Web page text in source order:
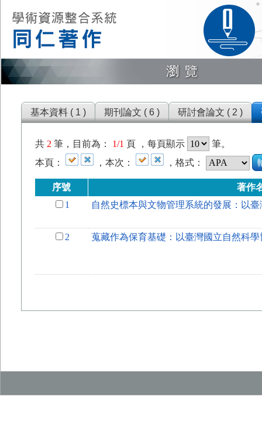
瀏覽
基本資料 ( 1 ) 期刊論文 ( 6 ) 研討會論文 ( 2 )
共 2 筆，目前為： 1/1 頁 ，每頁顯示
筆。
本頁：
，本次： ，格式：
序號
著作
1
自然史標本與文物管理系統的發展：以
2 蒐藏作為保育基礎：以臺灣國立自然科